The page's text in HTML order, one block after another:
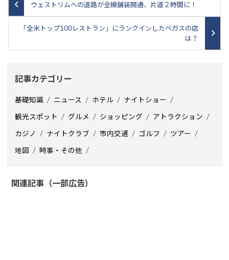
ウェストリムへの道路が全線舗装開通、片道２時間に！
「全米トップ100レストラン」にランクインしたベガスの店
は？
記事カテゴリー
基礎知識 ニュース ホテル ナイトショー
観光スポット グルメ ショッピング アトラクション
カジノ ナイトクラブ 市内交通 ゴルフ ツアー
地図 時事・その他
関連記事（一部広告）